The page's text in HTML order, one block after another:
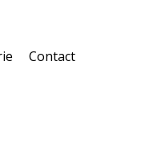
Contact